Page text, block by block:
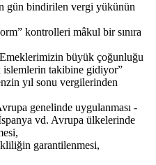
gün bindirilen vergi yükünün
kontrolleri mâkul bir sınıra
büyük çoğunluğu
islemlerin takibine gidiyor”
yıl sonu vergilerinden
genelinde uygulanması -
vd. Avrupa ülkelerinde
garantilenmesi,